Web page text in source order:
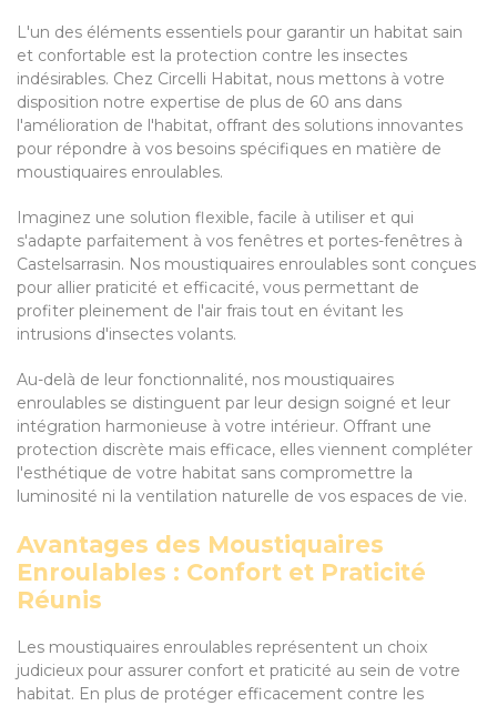
L'un des éléments essentiels pour garantir un habitat sain
et confortable est la protection contre les insectes
indésirables. Chez Circelli Habitat, nous mettons à votre
disposition notre expertise de plus de 60 ans dans
l'amélioration de l'habitat, offrant des solutions innovantes
pour répondre à vos besoins spécifiques en matière de
moustiquaires enroulables.
Imaginez une solution flexible, facile à utiliser et qui
s'adapte parfaitement à vos fenêtres et portes-fenêtres à
Castelsarrasin. Nos moustiquaires enroulables sont conçues
pour allier praticité et efficacité, vous permettant de
profiter pleinement de l'air frais tout en évitant les
intrusions d'insectes volants.
Au-delà de leur fonctionnalité, nos moustiquaires
enroulables se distinguent par leur design soigné et leur
intégration harmonieuse à votre intérieur. Offrant une
protection discrète mais efficace, elles viennent compléter
l'esthétique de votre habitat sans compromettre la
luminosité ni la ventilation naturelle de vos espaces de vie.
Avantages des Moustiquaires
Enroulables : Confort et Praticité
Réunis
Les moustiquaires enroulables représentent un choix
judicieux pour assurer confort et praticité au sein de votre
habitat. En plus de protéger efficacement contre les